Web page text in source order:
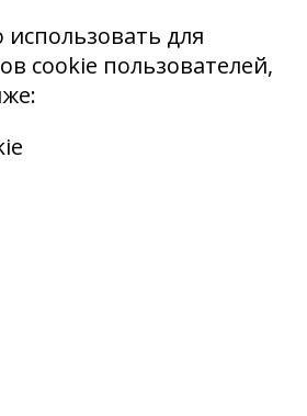
для
cookie пользователей,